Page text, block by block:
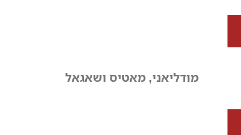
מודליאני, מאטיס ושאגאל